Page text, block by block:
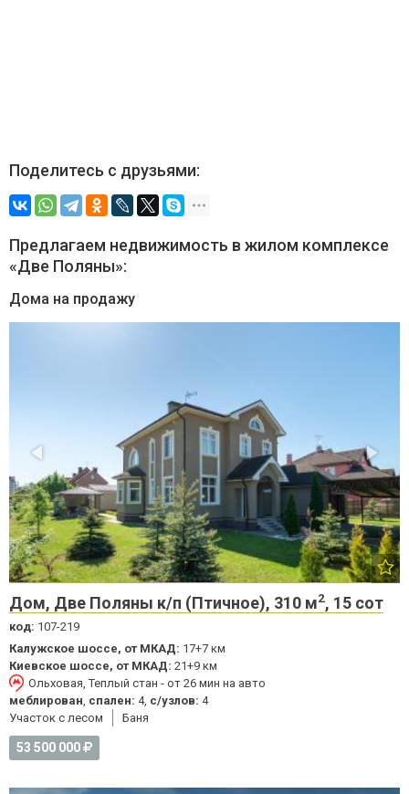
Поделитесь с друзьями:
Предлагаем недвижимость в жилом комплексе
«Две Поляны»:
Дома на продажу
Дом, Две Поляны к/п (Птичное), 310 м2, 15 сот
код: 107-219
Калужское шоссе, от МКАД: 17+7 км
Киевское шоссе, от МКАД: 21+9 км
Ольховая, Теплый стан - от 26 мин на авто
меблирован спален: 4, с/узлов: 4
Участок с лесом
Баня
53 500 000